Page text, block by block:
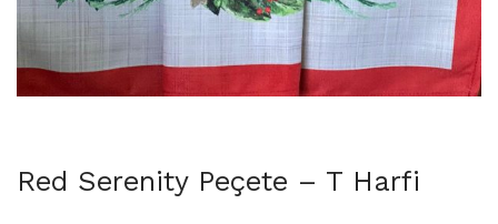
Morris Collection (1)
Noi Collection (12)
Passion Flower (2)
Supla (8)
Red Serenity Peçete – T Harfi